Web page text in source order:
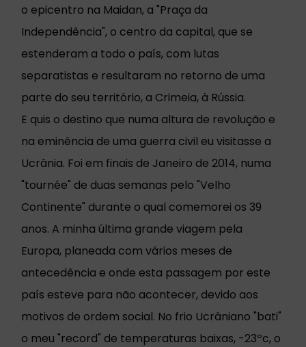
o epicentro na Maidan, a "Praça da
Independência", o centro da capital, que se
estenderam a todo o país, com lutas
separatistas e resultaram no retorno de uma
parte do seu território, a Crimeia, à Rússia.
E quis o destino que numa altura de revolução e
na eminência de uma guerra civil eu visitasse a
Ucrânia. Foi em finais de Janeiro de 2014, numa
"tournée" de duas semanas pelo "Velho
Continente" durante o qual comemorei os 39
anos. A minha última grande viagem pela
Europa, planeada com vários meses de
antecedência e onde esta passagem por este
país esteve para não acontecer, devido aos
motivos de ordem social. No frio Ucrâniano "bati"
o meu "record" de temperaturas baixas, -23ºc, o